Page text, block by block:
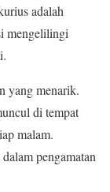
adalah
mengelilingi
yang menarik.
di tempat
malam.
pengamatan